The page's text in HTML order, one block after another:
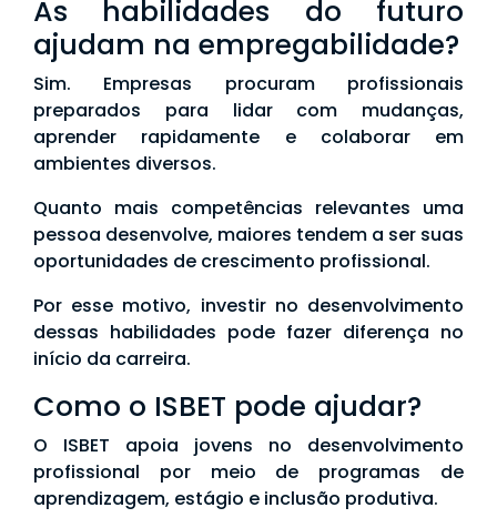
As habilidades do futuro
ajudam na empregabilidade?
Sim. Empresas procuram profissionais
preparados para lidar com mudanças,
aprender rapidamente e colaborar em
ambientes diversos.
Quanto mais competências relevantes uma
pessoa desenvolve, maiores tendem a ser suas
oportunidades de crescimento profissional.
Por esse motivo, investir no desenvolvimento
dessas habilidades pode fazer diferença no
início da carreira.
Como o ISBET pode ajudar?
O ISBET apoia jovens no desenvolvimento
profissional por meio de programas de
aprendizagem, estágio e inclusão produtiva.